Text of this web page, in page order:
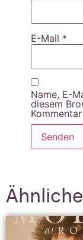
E-Mail *
Name, E-
diesem